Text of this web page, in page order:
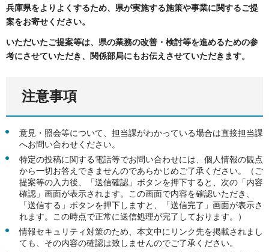
兵庫県をよりよくするため、県が実施する施策や事業に関するご提
案をお寄せください。
いただいたご提案等は、県の業務の改善・検討等を進めるための参
考にさせていただき、関係部局にもお伝えさせていただきます。
注意事項
意見・照会等について、担当課がわかっている場合は直接担当課
へお問い合わせください。
特定の投稿に関する電話等でお問い合わせには、個人情報の観点
から一切お答えできませんのであらかじめご了承ください。（ご
提案等の入力後、「送信確認」ボタンを押下すると、次の「内容
確認」画面が表示されます。この画面で内容を確認いただき、
「送信する」ボタンを押下しますと、「送信完了」画面が表示さ
れます。この時点で正常に送信処理が完了しております。）
情報セキュリティ対策のため、本文中にリンク先を掲載されまし
ても、その内容の確認は致しませんのでご了承ください。